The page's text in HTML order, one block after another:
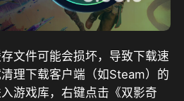
文件可能会损坏，导致下载速
理下载客户端（如Steam）的
游戏库，右键点击《双影奇